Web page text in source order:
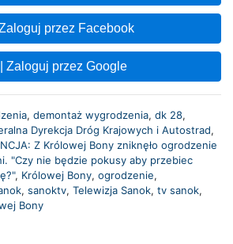
Zaloguj przez Facebook
Zaloguj przez Google
, demontaż wygrodzenia, dk 28,
Dyrekcja Dróg Krajowych i Autostrad,
Z Królowej Bony zniknęło ogrodzenie
"Czy nie będzie pokusy aby przebiec
, Królowej Bony, ogrodzenie,
, sanoktv, Telewizja Sanok, tv sanok,
Bony